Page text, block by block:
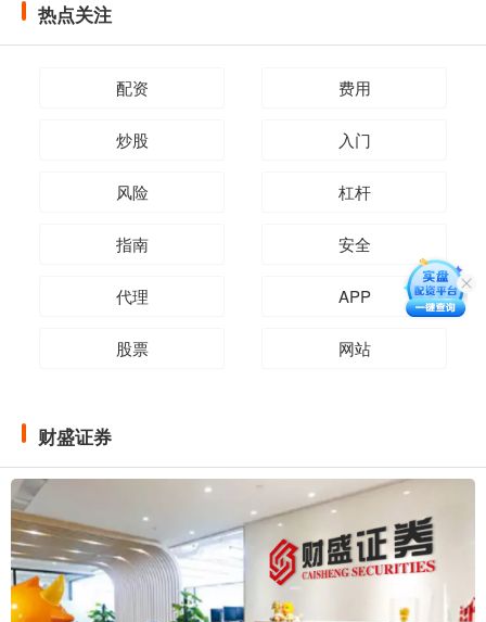
热点关注
配资 费用
炒股 入门
风险 杠杆
指南 安全
代理 APP
股票 网站
财盛证券